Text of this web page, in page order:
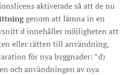
aktiverade så att de nu
genom att lämna in en
d innehåller möjligheten att
eller rätten till användning,
för nya byggnader: ”d)
och användningen av nya